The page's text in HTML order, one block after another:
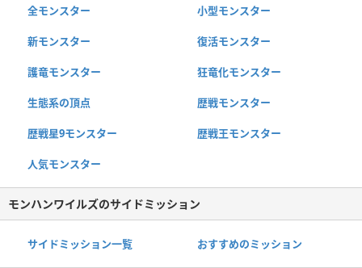
全モンスター 小型モンスター
新モンスター 復活モンスター
護竜モンスター 狂竜化モンスター
生態系の頂点 歴戦モンスター
歴戦星9モンスター 歴戦王モンスター
人気モンスター
モンハンワイルズのサイドミッション
サイドミッション一覧 おすすめのミッション